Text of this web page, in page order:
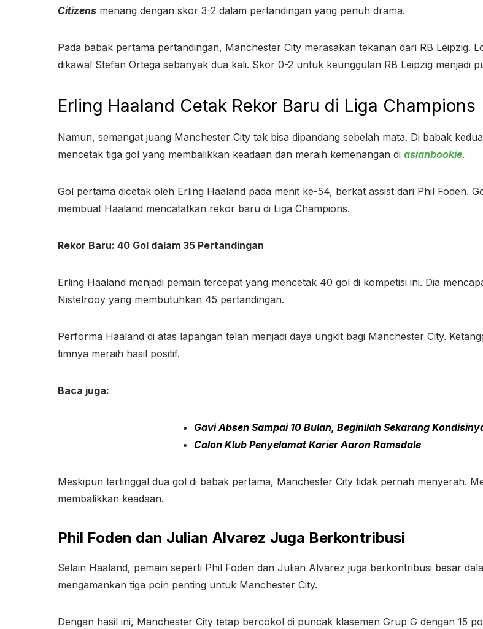
Citizens menang dengan skor 3-2 dalam pertandingan yang penuh drama.
Pada babak pertama pertandingan, Manchester City merasakan tekanan dari RB Leipzig.
dikawal Stefan Ortega sebanyak dua kali. Skor 0-2 untuk keunggulan RB Leipzig menjadi
Erling Haaland Cetak Rekor Baru di Liga Champions
Namun, semangat juang Manchester City tak bisa dipandang sebelah mata. Di babak
mencetak tiga gol yang membalikkan keadaan dan meraih kemenangan di asianbookie.
Gol pertama dicetak oleh Erling Haaland pada menit ke-54, berkat assist dari Phil Foden.
membuat Haaland mencatatkan rekor baru di Liga Champions.
Rekor Baru: 40 Gol dalam 35 Pertandingan
Erling Haaland menjadi pemain tercepat yang mencetak 40 gol di kompetisi ini. Dia
Nistelrooy yang membutuhkan 45 pertandingan.
Performa Haaland di atas lapangan telah menjadi daya ungkit bagi Manchester City.
timnya meraih hasil positif.
Baca juga:
Gavi Absen Sampai 10 Bulan, Beginilah Sekarang
Calon Klub Penyelamat Karier Aaron Ramsdale
Meskipun tertinggal dua gol di babak pertama, Manchester City tidak pernah menyerah.
membalikkan keadaan.
Phil Foden dan Julian Alvarez Juga Berkontribusi
Selain Haaland, pemain seperti Phil Foden dan Julian Alvarez juga berkontribusi besar
mengamankan tiga poin penting untuk Manchester City.
Dengan hasil ini, Manchester City tetap bercokol di puncak klasemen Grup G dengan 15